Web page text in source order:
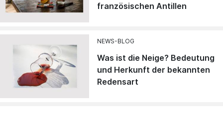
französischen Antillen
NEWS-BLOG
Was ist die Neige? Bedeutung
und Herkunft der bekannten
Redensart